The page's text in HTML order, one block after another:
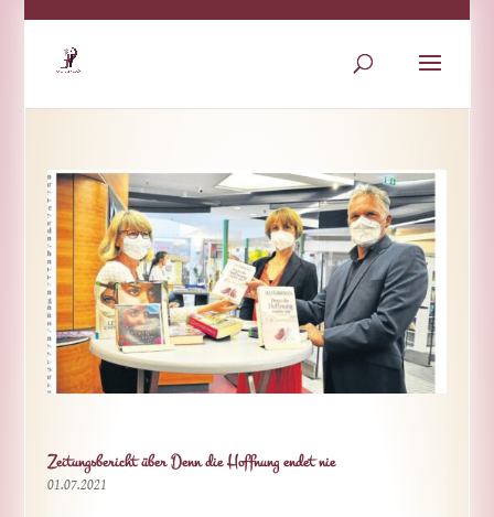
Zeitungsbericht über Denn die Hoffnung endet nie
01.07.2021